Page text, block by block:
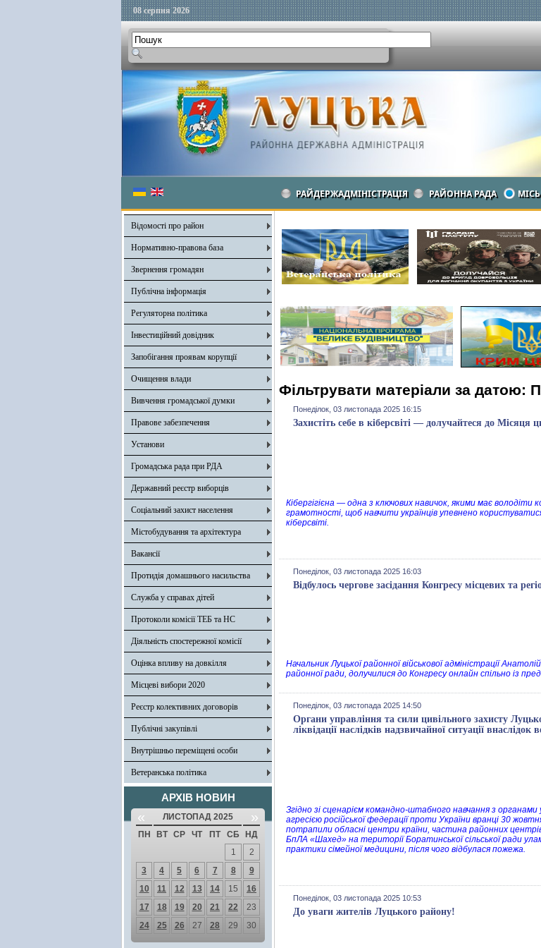
08 серпня 2026
РАЙДЕРЖАДМІНІСТРАЦІЯ РАЙОННА РАДА
Відомості про район
Нормативно-правова база
Звернення громадян
Публічна інформація
Регуляторна політика
Інвестиційний довідник
Запобігання проявам корупції
Очищення влади
Вивчення громадської думки
Правове забезпечення
Установи
Громадська рада при РДА
Державний реєстр виборців
Соціальний захист населення
Містобудування та архітектура
Вакансії
Протидія домашнього насильства
Служба у справах дітей
Протоколи комісії ТЕБ та НС
Діяльність спостережної комісії
Оцінка впливу на довкілля
Місцеві вибори 2020
Реєстр колективних договорів
Публічні закупівлі
Внутрішньо переміщені особи
Ветеранська політика
АРХІВ НОВИН
« ЛИСТОПАД 2025 »
ПН ВТ СР ЧТ ПТ СБ
НД
1
2
3
4 5 6 7 8
9
10
11 12 13 14 15
16
17
18 19 20 21 22
23
24
25 26 27 28 29 30
Фільтрувати матеріали за датою:
Понеділок, 03 листопада 2025 16:15
Захистіть себе в кіберсвіті — долучайтеся до Місяця
Кібергігієна — одна з ключових навичок, якими має володіти
грамотності, щоб навчити українців упевнено
кіберсвіті.
Понеділок, 03 листопада 2025 16:03
Відбулось чергове засідання Конгресу місцевих та
Начальник Луцької районної військової адміністрації
районної ради, долучилися до Конгресу онлайн спільно із
Понеділок, 03 листопада 2025 14:50
Органи управління та сили цивільного захисту
ліквідації наслідків надзвичайної ситуації внаслідок
Згідно зі сценарієм командно-штабного навчання з органами
агресією російської федерації проти України вранці 30
потрапили обласні центри країни, частина районних
БпЛА «Шахед» на території Боратинської сільської ради
практики сімейної медицини, після чого відбулася пожежа.
Понеділок, 03 листопада 2025 10:53
До уваги жителів Луцького району!